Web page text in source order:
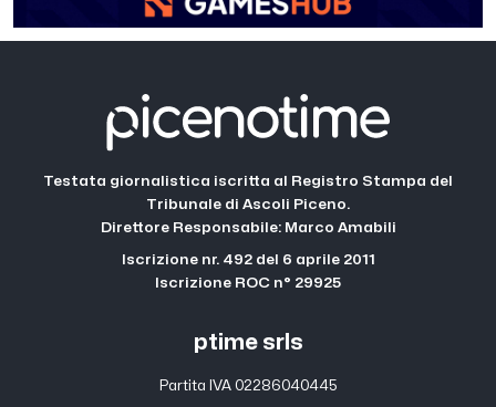
Testata giornalistica iscritta al Registro Stampa del
Tribunale di Ascoli Piceno.
Direttore Responsabile: Marco Amabili
Iscrizione nr. 492 del 6 aprile 2011
Iscrizione ROC n° 29925
ptime srls
Partita IVA 02286040445